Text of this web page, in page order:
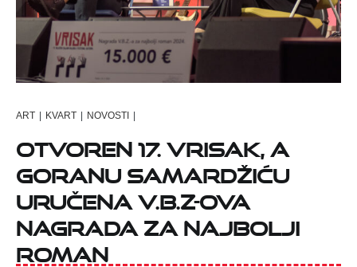
ART | KVART | NOVOSTI |
Otvoren 17. Vrisak, a
Goranu Samardžiću
uručena V.B.Z-ova
nagrada za najbolji
roman